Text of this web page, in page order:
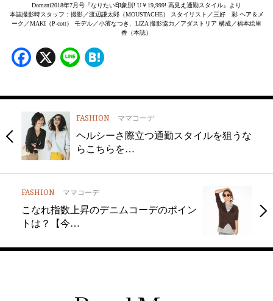
Domani2018年7月号『なりたい印象別! U￥19,999! 高見え通勤スタイル』より
本誌撮影時スタッフ：撮影／渡辺謙太郎（MOUSTACHE） スタイリスト／三好 彩 ヘア＆メ
ーク／MAKI（P-cott） モデル／小濱なつき、LIZA 撮影協力／アダストリア 構成／福本絵里
香（本誌）
Facebook
X Line
FASHION ママコーデ
ヘルシーさ際立つ通勤スタイルを狙うな
らこちらを…
FASHION ママコーデ
こなれ指数上昇のデニムコーデのポイン
トは？【今…